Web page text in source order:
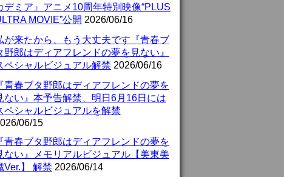
デミア』アニメ10周年特別映像“PLUS
MOVIE”公開 2026/06/16
が来たから、もう大丈夫です『青春ブ
野郎はディアフレンドの夢を見ない』
ペシャルビジュアル解禁 2026/06/16
『青春ブタ野郎はディアフレンドの夢を
ない』本予告解禁、明日6月16日には
ペシャルビジュアルを解禁
06/15
『青春ブタ野郎はディアフレンドの夢を
ない』メモリアルビジュアル【美東美
Ver.】 解禁 2026/06/14